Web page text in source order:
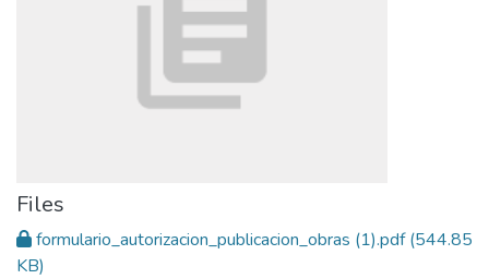
Files
formulario_autorizacion_publicacion_obras (1).pdf(544.85
KB)